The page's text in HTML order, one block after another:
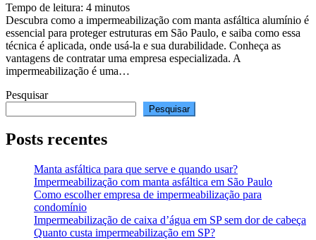
Tempo de leitura: 4 minutos
Descubra como a impermeabilização com manta asfáltica alumínio é
essencial para proteger estruturas em São Paulo, e saiba como essa
técnica é aplicada, onde usá-la e sua durabilidade. Conheça as
vantagens de contratar uma empresa especializada. A
impermeabilização é uma…
Pesquisar
Pesquisar
Posts recentes
Manta asfáltica para que serve e quando usar?
Impermeabilização com manta asfáltica em São Paulo
Como escolher empresa de impermeabilização para
condomínio
Impermeabilização de caixa d’água em SP sem dor de cabeça
Quanto custa impermeabilização em SP?